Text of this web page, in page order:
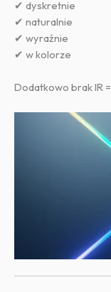
✔ dyskretnie
✔ naturalnie
✔ wyraźnie
✔ w kolorze
Dodatkowo brak IR =